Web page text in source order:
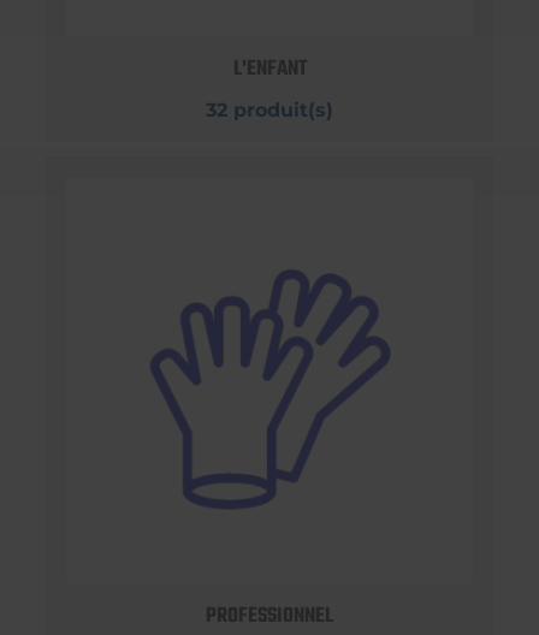
L'ENFANT
32 produit(s)
PROFESSIONNEL